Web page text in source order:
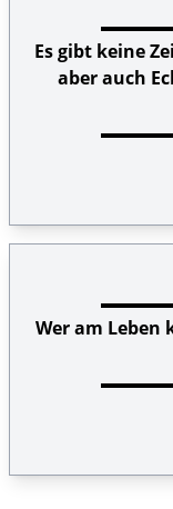
Es gibt keine
aber auch
Wer am Leben